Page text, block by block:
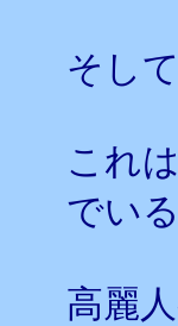
そし
これ
でいる
高麗